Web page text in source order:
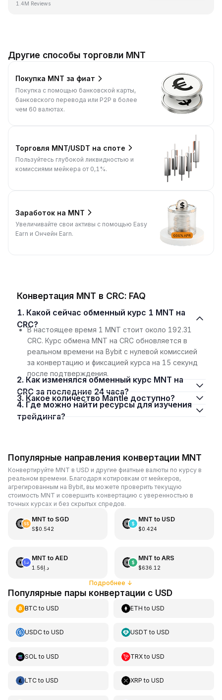
1.4M Reviews
Другие способы торговли MNT
Покупка MNT за фиат
Покупка с помощью банковской карты,
банковского перевода или P2P в более
чем 60 валютах.
Торговля MNT/USDT на споте
Пользуйтесь глубокой ликвидностью и
комиссиями мейкера от 0,1%.
Заработок на MNT
Увеличивайте свои активы с помощью Easy
Earn и Ончейн Earn.
Конвертация MNT в CRC: FAQ
1. Какой сейчас обменный курс 1 MNT на
CRC?
В настоящее время 1 MNT стоит около 192.31
CRC. Курс обмена MNT на CRC обновляется в
реальном времени на Bybit с нулевой комиссией
за конвертацию и фиксацией курса на 15 секунд
после подтверждения.
2. Как изменялся обменный курс MNT на
CRC за последние 24 часа?
3. Какое количество Mantle доступно?
4. Где можно найти ресурсы для изучения
трейдинга?
Популярные направления конвертации MNT
Конвертируйте MNT в USD и другие фиатные валюты по курсу в
реальном времени. Благодаря котировкам от мейкеров,
агрегированным на Bybit, вы можете проверить текущую
стоимость MNT и совершить конвертацию с уверенностью в
точных курсах и без скрытых спредов.
MNT to SGD
S$0.542
MNT to USD
$0.424
MNT to AED
د.إ1.56
MNT to ARS
$636.12
Подробнее ↓
Популярные пары конвертации с USD
BTCto USD ETH toUSD
USDCto USD USDT toUSD
SOL to USD TRXtoUSD
LTCto USD XRP toUSD